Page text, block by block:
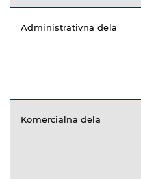
Administrativna dela
Komercialna dela